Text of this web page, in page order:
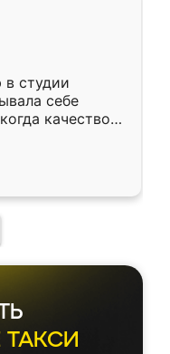
в студии
себе
качеством
уже почти
ТАКСИ